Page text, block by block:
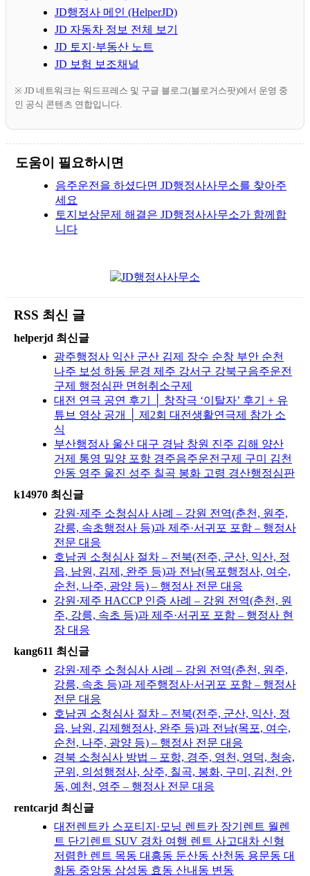
JD행정사 메인 (HelperJD)
JD 자동차 정보 전체 보기
JD 토지·부동산 노트
JD 보험 보조채널
※ JD 네트워크는 워드프레스 및 구글 블로그(블로거스팟)에서 운영 중
인 공식 콘텐츠 연합입니다.
도움이 필요하시면
음주운전을 하셨다면 JD행정사사무소를 찾아주
세요
토지보상문제 해결은 JD행정사사무소가 함께합
니다
RSS 최신 글
helperjd 최신글
광주행정사 익산 군산 김제 장수 순창 부안 순천
나주 보성 하동 문경 제주 강서구 강북구음주운전
구제 행정심판 면허취소구제
대전 연극 공연 후기 │ 창작극 ‘이탈자’ 후기 + 유
튜브 영상 공개 │ 제2회 대전생활연극제 참가 소
식
부산행정사 울산 대구 경남 창원 진주 김해 양산
거제 통영 밀양 포항 경주음주운전구제 구미 김천
안동 영주 울진 성주 칠곡 봉화 고령 경산행정심판
k14970 최신글
강원·제주 소청심사 사례 – 강원 전역(춘천, 원주,
강릉, 속초행정사 등)과 제주·서귀포 포함 – 행정사
전문 대응
호남권 소청심사 절차 – 전북(전주, 군산, 익산, 정
읍, 남원, 김제, 완주 등)과 전남(목포행정사, 여수,
순천, 나주, 광양 등) – 행정사 전문 대응
강원·제주 HACCP 인증 사례 – 강원 전역(춘천, 원
주, 강릉, 속초 등)과 제주·서귀포 포함 – 행정사 현
장 대응
kang611 최신글
강원·제주 소청심사 사례 – 강원 전역(춘천, 원주,
강릉, 속초 등)과 제주행정사·서귀포 포함 – 행정사
전문 대응
호남권 소청심사 절차 – 전북(전주, 군산, 익산, 정
읍, 남원, 김제행정사, 완주 등)과 전남(목포, 여수,
순천, 나주, 광양 등) – 행정사 전문 대응
경북 소청심사 방법 – 포항, 경주, 영천, 영덕, 청송,
군위, 의성행정사, 상주, 칠곡, 봉화, 구미, 김천, 안
동, 예천, 영주 – 행정사 전문 대응
rentcarjd 최신글
대전렌트카 스포티지·모닝 렌트카 장기렌트 월렌
트 단기렌트 SUV 경차 여행 렌트 사고대차 신형
저렴한 렌트 목동 대흥동 둔산동 산천동 용문동 대
화동 중앙동 삼성동 효동 산내동 변동